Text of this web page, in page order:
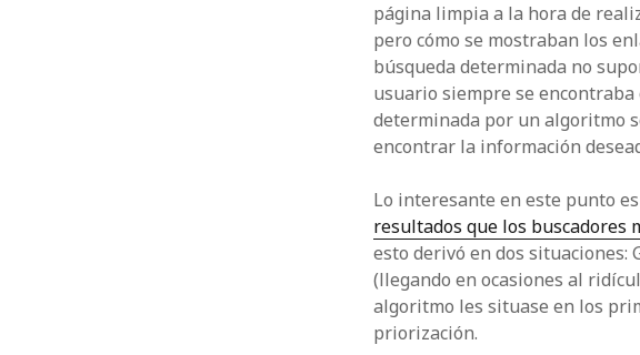
página limpia a la hora de
pero cómo se mostraban los
búsqueda determinada no
usuario siempre se
determinada por un algoritmo
encontrar la información
Lo interesante en este punto
resultados que los buscadores
esto derivó en dos situaciones:
(llegando en ocasiones al
algoritmo les situase en los
priorización.